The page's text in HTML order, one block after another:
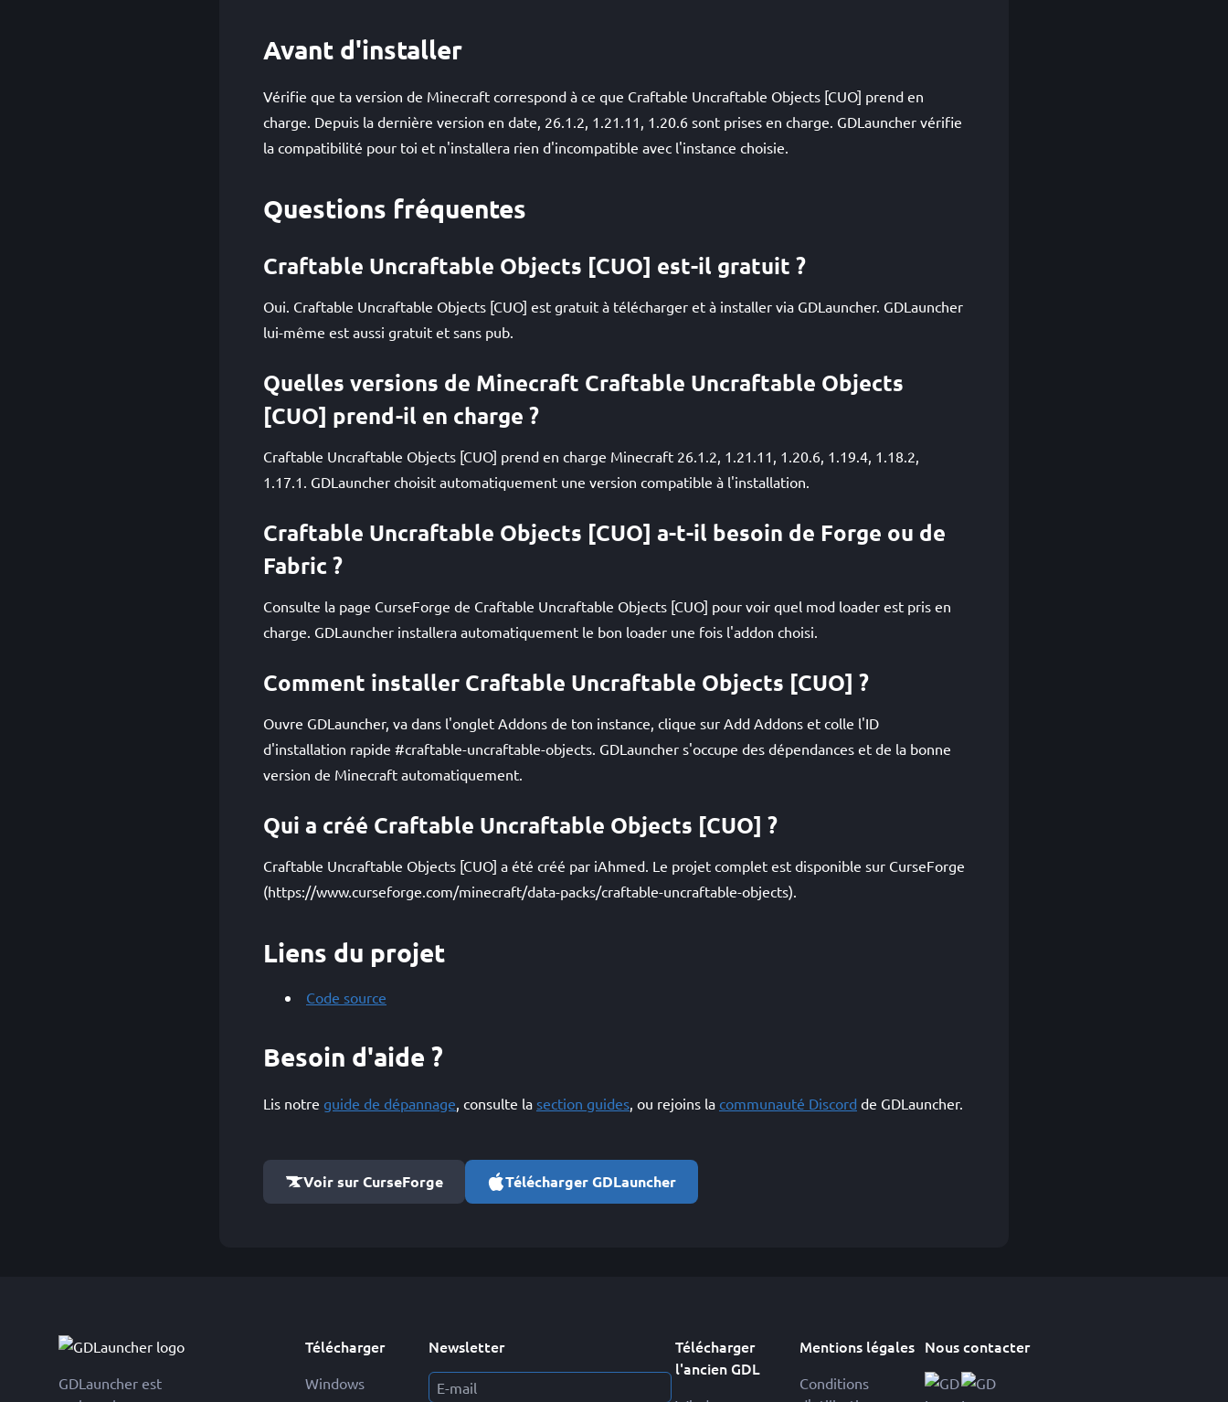
Avant d'installer
Vérifie que ta version de Minecraft correspond à ce que Craftable Uncraftable Objects [CUO] prend en
charge. Depuis la dernière version en date, 26.1.2, 1.21.11, 1.20.6 sont prises en charge. GDLauncher vérifie
la compatibilité pour toi et n'installera rien d'incompatible avec l'instance choisie.
Questions fréquentes
Craftable Uncraftable Objects [CUO] est-il gratuit ?
Oui. Craftable Uncraftable Objects [CUO] est gratuit à télécharger et à installer via GDLauncher. GDLauncher
lui-même est aussi gratuit et sans pub.
Quelles versions de Minecraft Craftable Uncraftable Objects
[CUO] prend-il en charge ?
Craftable Uncraftable Objects [CUO] prend en charge Minecraft 26.1.2, 1.21.11, 1.20.6, 1.19.4, 1.18.2,
1.17.1. GDLauncher choisit automatiquement une version compatible à l'installation.
Craftable Uncraftable Objects [CUO] a-t-il besoin de Forge ou de
Fabric ?
Consulte la page CurseForge de Craftable Uncraftable Objects [CUO] pour voir quel mod loader est pris en
charge. GDLauncher installera automatiquement le bon loader une fois l'addon choisi.
Comment installer Craftable Uncraftable Objects [CUO] ?
Ouvre GDLauncher, va dans l'onglet Addons de ton instance, clique sur Add Addons et colle l'ID
d'installation rapide #craftable-uncraftable-objects. GDLauncher s'occupe des dépendances et de la bonne
version de Minecraft automatiquement.
Qui a créé Craftable Uncraftable Objects [CUO] ?
Craftable Uncraftable Objects [CUO] a été créé par iAhmed. Le projet complet est disponible sur CurseForge
(https://www.curseforge.com/minecraft/data-packs/craftable-uncraftable-objects).
Liens du projet
Code source
Besoin d'aide ?
Lis notre guide de dépannage, consulte la section guides, ou rejoins la communauté Discord de GDLauncher.
Voir sur CurseForge Télécharger GDLauncher
GDLauncher est
Télécharger
Windows
Newsletter
Télécharger
l'ancien GDL
Mentions légales
Conditions
Nous contacter